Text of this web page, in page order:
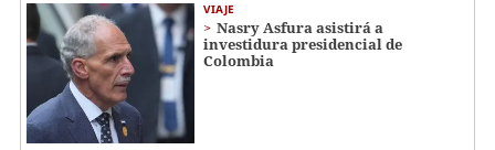
VIAJE
Nasry Asfura asistirá a
investidura presidencial de
Colombia